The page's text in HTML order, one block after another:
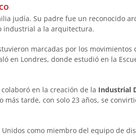
judía. Su padre fue un reconocido
industrial a la arquitectura.
marcadas por los movimientos
en Londres, donde estudió en la
en la creación de la Industrial
más tarde, con solo 23 años, se
como miembro del equipo de